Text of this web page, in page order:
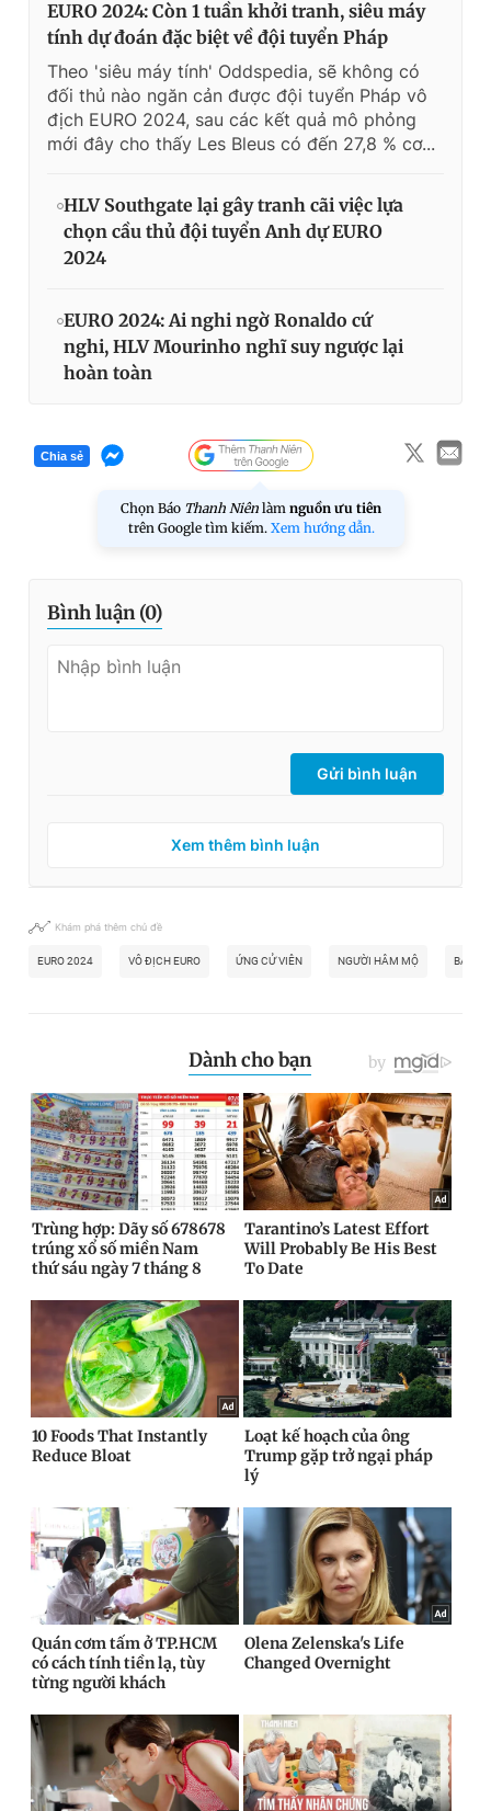
EURO 2024: Còn 1 tuần khởi tranh, siêu máy
tính dự đoán đặc biệt về đội tuyển Pháp
Theo 'siêu máy tính' Oddspedia, sẽ không có
đối thủ nào ngăn cản được đội tuyển Pháp vô
địch EURO 2024, sau các kết quả mô phỏng
mới đây cho thấy Les Bleus có đến 27,8 % cơ...
HLV Southgate lại gây tranh cãi việc lựa
chọn cầu thủ đội tuyển Anh dự EURO
2024
EURO 2024: Ai nghi ngờ Ronaldo cứ
nghi, HLV Mourinho nghĩ suy ngược lại
hoàn toàn
Chia sẻ
Chọn Báo Thanh Niên làm nguồn ưu tiên
trên Google tìm kiếm. Xem hướng dẫn.
Bình luận (0)
Gửi bình luận
Xem thêm bình luận
Khám phá thêm chủ đề
EURO 2024 VÔ ĐỊCH EURO ỨNG CỬ VIÊN NGƯỜI HÂM MỘ BẢNG